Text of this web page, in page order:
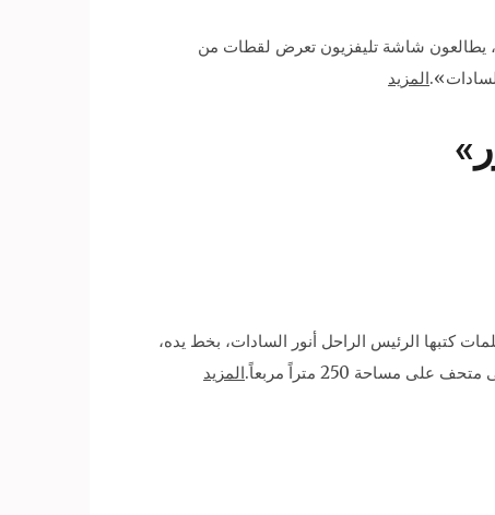
ونساء، شباب وفتيات، وأطفال، يطالعون شاشة تليفزيون تعرض لقطات من
المزيد
كتبها الرئيس الراحل أنور السادات، بخط يده،
250 متراً مربعاً.
المزيد